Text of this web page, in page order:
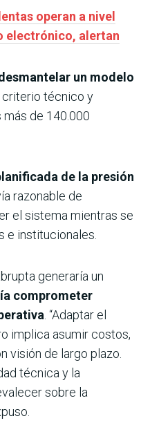
operan a nivel
electrónico, alertan
un modelo
criterio técnico y
de 140.000
de la presión
razonable de
el sistema mientras se
e institucionales.
generaría un
comprometer
. “Adaptar el
implica asumir costos,
visión de largo plazo.
técnica y la
sobre la